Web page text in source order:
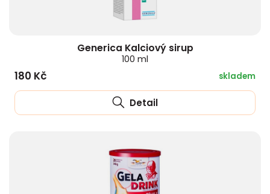
Generica Kalciový sirup
100 ml
180 Kč skladem
Detail